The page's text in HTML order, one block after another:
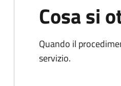
Cosa si
Quando il
servizio.